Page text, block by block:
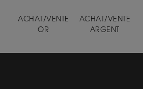
ACHAT/VENTE
OR
ACHAT/VENTE
ARGENT